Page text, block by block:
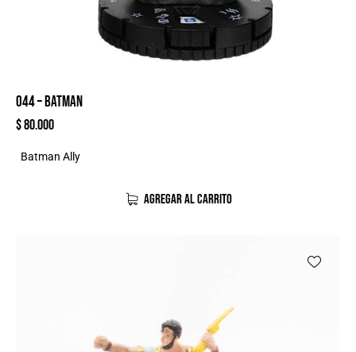
044 – BATMAN
$80.000
Batman Ally
AGREGAR AL CARRITO